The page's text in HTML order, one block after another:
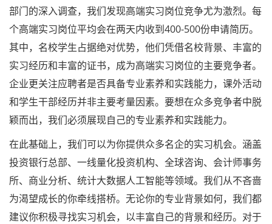
部门的深入调查，我们发现高端实习岗位竞争尤为激烈。每
个高端实习岗位平均会在两天内收到400-500份申请简历。
其中，名校学生占据绝对优势，他们凭借名校背景、丰富的
实习经历和丰富的证书，成为高端实习岗位的主要竞争者。
企业更关注应聘者是否具备专业素养和实践能力，课外活动
和学生干部经历并非主要考量因素。要想在众多竞争者中脱
颖而出，我们必须展现自己的专业素养和实践能力。
在此基础上，我们可以为你提供众多名企的实习机会。涵盖
投资银行总部、一线量化投资机构、全球咨询、会计师事务
所、商业分析、统计大数据人工智能等领域。我们从不吝啬
为渴望成长的你牵线搭桥。无论你的专业背景如何，我们都
建议你积极寻找实习机会，以丰富自己的背景和经历。对于